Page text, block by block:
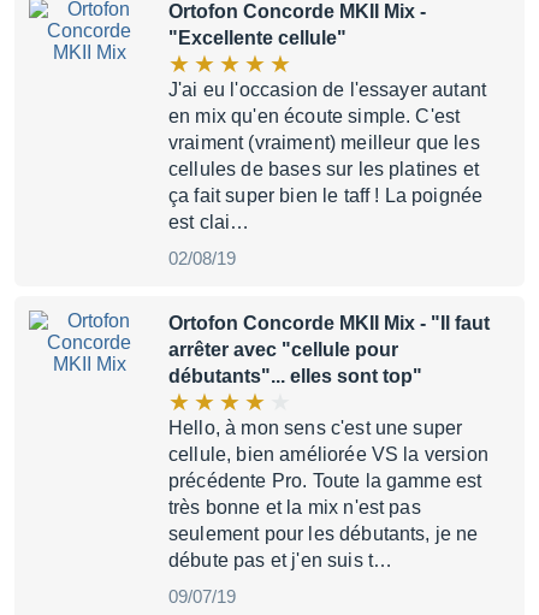
Ortofon Concorde MKII Mix -
"Excellente cellule"
J'ai eu l'occasion de l'essayer autant
en mix qu'en écoute simple. C'est
vraiment (vraiment) meilleur que les
cellules de bases sur les platines et
ça fait super bien le taff ! La poignée
est clai…
02/08/19
Ortofon Concorde MKII Mix - "Il faut
arrêter avec "cellule pour
débutants"... elles sont top"
Hello, à mon sens c'est une super
cellule, bien améliorée VS la version
précédente Pro. Toute la gamme est
très bonne et la mix n'est pas
seulement pour les débutants, je ne
débute pas et j'en suis t…
09/07/19